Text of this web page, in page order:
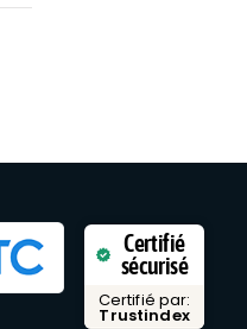
Certifié
sécurisé
Certifié par:
Trustindex